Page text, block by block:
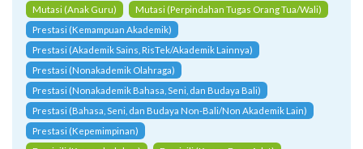
Mutasi (Anak Guru)
Mutasi (Perpindahan Tugas Orang Tua/Wali)
Prestasi (Kemampuan Akademik)
Prestasi (Akademik Sains, RisTek/Akademik Lainnya)
Prestasi (Nonakademik Olahraga)
Prestasi (Nonakademik Bahasa, Seni, dan Budaya Bali)
Prestasi (Bahasa, Seni, dan Budaya Non-Bali/Non Akademik Lain)
Prestasi (Kepemimpinan)